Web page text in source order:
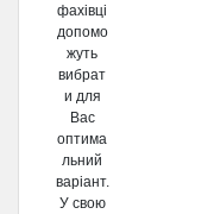
фахівці
допомо
жуть
вибрат
и для
Вас
оптима
льний
варіант.
У свою